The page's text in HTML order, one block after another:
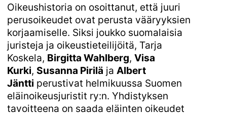
Oikeushistoria on osoittanut, että juuri
perusoikeudet ovat perusta vääryyksien
korjaamiselle. Siksi joukko suomalaisia
juristeja ja oikeustieteilijöitä, Tarja
Koskela, Birgitta Wahlberg, Visa
Kurki, Susanna Pirilä ja Albert
Jäntti perustivat helmikuussa Suomen
eläinoikeusjuristit ry:n. Yhdistyksen
tavoitteena on saada eläinten oikeudet